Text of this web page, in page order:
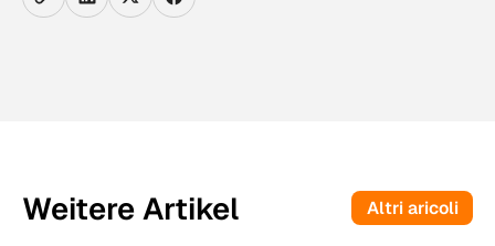
Weitere Artikel Altri aricoli